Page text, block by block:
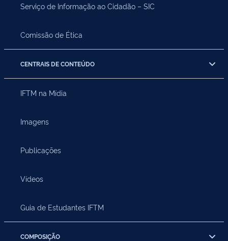
Serviço de Informação ao Cidadão – SIC
Comissão de Ética
CENTRAIS DE CONTEÚDO
IFTM na Mídia
Imagens
Publicações
Vídeos
Guia de Estudantes IFTM
COMPOSIÇÃO